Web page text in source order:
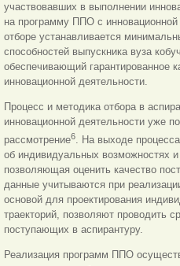
участвовавших в выполнении
на программу ППО с
отборе устанавливается
способностей выпускника вуза
обеспечивающий гарантированное
инновационной деятельности.
Процесс и методика отбора в
инновационной деятельности уже
рассмотрение6. На выходе
об индивидуальных возможностях
позволяющая оценить качество
данные учитываются при
основой для проектирования
траекторий, позволяют проводить
поступающих в аспирантуру.
Реализация программ ППО